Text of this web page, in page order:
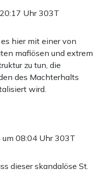
die einst gegründet
vor allem in
etwas
politischen
die alles als rechts
ist – und seien es
antidemokratischen
beschäftigen.
Uhr303T
hier mit einer von
mafiösen und extrem
zu tun, die
des Machterhalts
wird.
08:04 Uhr303T
dieser skandalöse St.